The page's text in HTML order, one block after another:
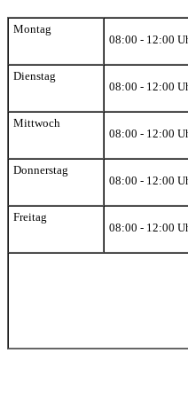
Montag
08:00 - 12:00
Dienstag
08:00 - 12:00
Mittwoch
08:00 - 12:00
Donnerstag
08:00 - 12:00
Freitag
08:00 - 12:00